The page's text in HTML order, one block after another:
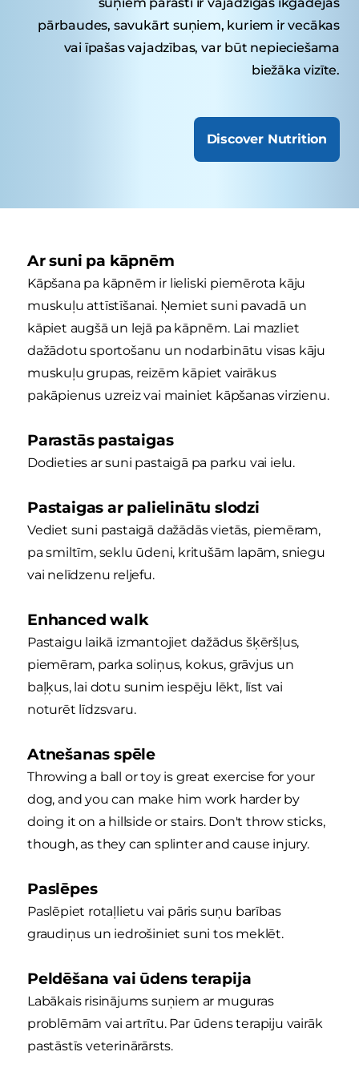
pārbaudes, savukārt suņiem, kuriem ir vecākas
vai īpašas vajadzības, var būt nepieciešama
biežāka vizīte.
Discover Nutrition
Ar suni pa kāpnēm
Kāpšana pa kāpnēm ir lieliski piemērota kāju
muskuļu attīstīšanai. Ņemiet suni pavadā un
kāpiet augšā un lejā pa kāpnēm. Lai mazliet
dažādotu sportošanu un nodarbinātu visas kāju
muskuļu grupas, reizēm kāpiet vairākus
pakāpienus uzreiz vai mainiet kāpšanas virzienu.
Parastās pastaigas
Dodieties ar suni pastaigā pa parku vai ielu.
Pastaigas ar palielinātu slodzi
Vediet suni pastaigā dažādās vietās, piemēram,
pa smiltīm, seklu ūdeni, kritušām lapām, sniegu
vai nelīdzenu reljefu.
Enhanced walk
Pastaigu laikā izmantojiet dažādus šķēršļus,
piemēram, parka soliņus, kokus, grāvjus un
baļķus, lai dotu sunim iespēju lēkt, līst vai
noturēt līdzsvaru.
Atnešanas spēle
Throwing a ball or toy is great exercise for your
dog, and you can make him work harder by
doing it on a hillside or stairs. Don't throw sticks,
though, as they can splinter and cause injury.
Paslēpes
Paslēpiet rotaļlietu vai pāris suņu barības
graudiņus un iedrošiniet suni tos meklēt.
Peldēšana vai ūdens terapija
Labākais risinājums suņiem ar muguras
problēmām vai artrītu. Par ūdens terapiju vairāk
pastāstīs veterinārārsts.